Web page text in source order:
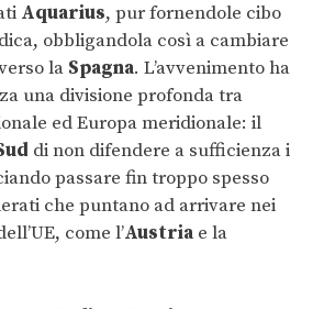
Aquarius, pur fornendole cibo
obbligandola così a cambiare
la Spagna. L’avvenimento ha
una divisione profonda tra
ed Europa meridionale: il
di non difendere a sufficienza i
passare fin troppo spesso
che puntano ad arrivare nei
come l’Austria e la